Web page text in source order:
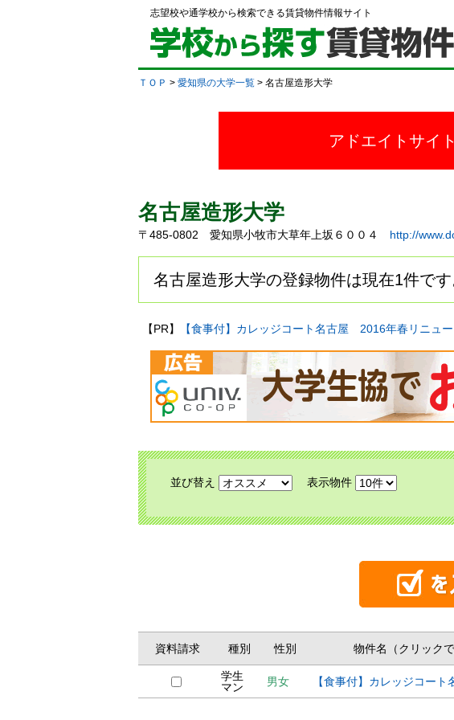
志望校や通学校から検索できる賃貸物件情報サイト
ＴＯＰ > 愛知県の大学一覧 > 名古屋造形大学
アドエイトサイト
名古屋造形大学
〒485-0802 愛知県小牧市大草年上坂６００４ http://
名古屋造形大学の登録物件は現在1件です
【PR】 【食事付】カレッジコート名古屋 2016年春リニュ
並び替え 表示物件
資料請求 種別 性別 物件名（クリック
学生
マン
男女 【食事付】カレッジコート